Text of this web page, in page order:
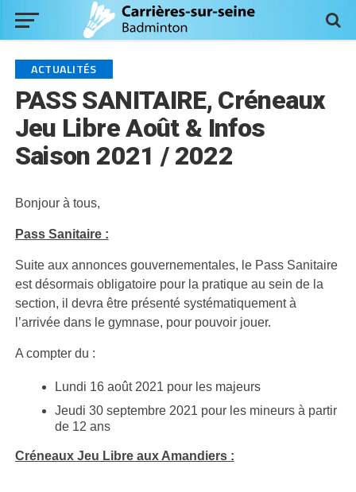
ACTUALITÉS
PASS SANITAIRE, Créneaux
Jeu Libre Août & Infos
Saison 2021 / 2022
Bonjour à tous,
Pass Sanitaire :
Suite aux annonces gouvernementales, le Pass Sanitaire
est désormais obligatoire pour la pratique au sein de la
section, il devra être présenté systématiquement à
l’arrivée dans le gymnase, pour pouvoir jouer.
A compter du :
Lundi 16 août 2021 pour les majeurs
Jeudi 30 septembre 2021 pour les mineurs à partir
de 12 ans
Créneaux Jeu Libre aux Amandiers :